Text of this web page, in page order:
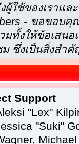
ผู้ใช้ของเราแล
- ขอขอบ
วมทั้งให้ข้อเสน
ซึ่งเป็นสิ่งสำคั
Support
"Lex"
"Suki"